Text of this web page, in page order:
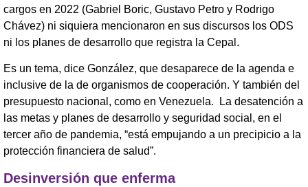
cargos en 2022 (Gabriel Boric, Gustavo Petro y Rodrigo
Chávez) ni siquiera mencionaron en sus discursos los ODS
ni los planes de desarrollo que registra la Cepal.
Es un tema, dice González, que desaparece de la agenda e
inclusive de la de organismos de cooperación. Y también del
presupuesto nacional, como en Venezuela. La desatención a
las metas y planes de desarrollo y seguridad social, en el
tercer año de pandemia, “está empujando a un precipicio a la
protección financiera de salud”.
Desinversión que enferma